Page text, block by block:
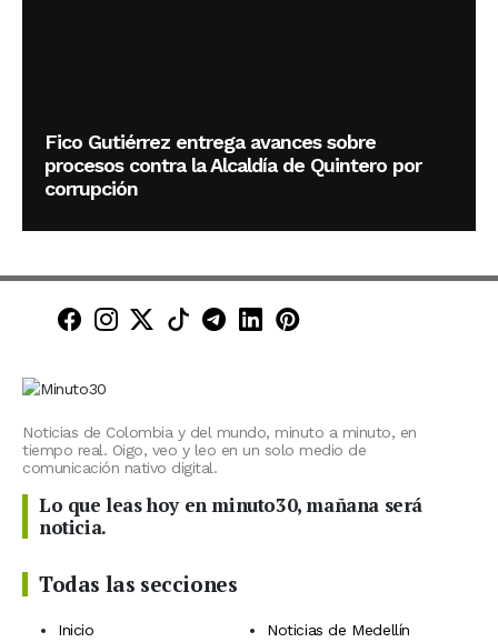
Fico Gutiérrez entrega avances sobre
procesos contra la Alcaldía de Quintero por
corrupción
Minuto30 en Facebook
Minuto30 en Instagram
Minuto30 en X (Twitter)
Minuto30 en TikTok
Canal de Minuto30 en
Minuto30 en LinkedIn
Minuto30 en
Noticias de Colombia y del mundo, minuto a minuto, en
tiempo real. Oigo, veo y leo en un solo medio de
comunicación nativo digital.
Lo que leas hoy en minuto30, mañana será
noticia.
Todas las secciones
Inicio
Noticias de Medellín